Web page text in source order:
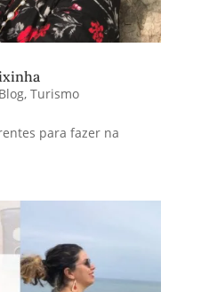
Blog, Turismo
para fazer na